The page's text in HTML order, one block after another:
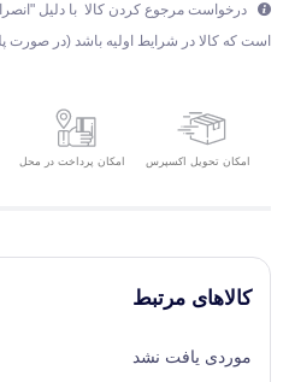
درخواست مرجوع کردن کالا با دلیل
است که کالا در شرایط اولیه باشد (در صورت
امکان تحویل اکسپرس امکان پرداخت در محل
کالاهای مرتبط
موردی یافت نشد